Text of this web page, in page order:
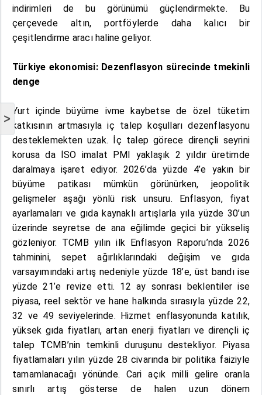
>
indirimleri de bu görünümü güçlendirmekte. Bu
çerçevede altın, portföylerde daha kalıcı bir
çeşitlendirme aracı haline geliyor.
Türkiye ekonomisi: Dezenflasyon sürecinde tmekinli
denge
Yurt içinde büyüme ivme kaybetse de özel tüketim
katkısının artmasıyla iç talep koşulları dezenflasyonu
desteklemekten uzak. İç talep görece dirençli seyrini
korusa da İSO imalat PMI yaklaşık 2 yıldır üretimde
daralmaya işaret ediyor. 2026’da yüzde 4’e yakın bir
büyüme patikası mümkün görünürken, jeopolitik
gelişmeler aşağı yönlü risk unsuru. Enflasyon, fiyat
ayarlamaları ve gıda kaynaklı artışlarla yıla yüzde 30’un
üzerinde seyretse de ana eğilimde geçici bir yükseliş
gözleniyor. TCMB yılın ilk Enflasyon Raporu’nda 2026
tahminini, sepet ağırlıklarındaki değişim ve gıda
varsayımındaki artış nedeniyle yüzde 18’e, üst bandı ise
yüzde 21’e revize etti. 12 ay sonrası beklentiler ise
piyasa, reel sektör ve hane halkında sırasıyla yüzde 22,
32 ve 49 seviyelerinde. Hizmet enflasyonunda katılık,
yüksek gıda fiyatları, artan enerji fiyatları ve dirençli iç
talep TCMB’nin temkinli duruşunu destekliyor. Piyasa
fiyatlamaları yılın yüzde 28 civarında bir politika faiziyle
tamamlanacağı yönünde. Cari açık milli gelire oranla
sınırlı artış gösterse de halen uzun dönem